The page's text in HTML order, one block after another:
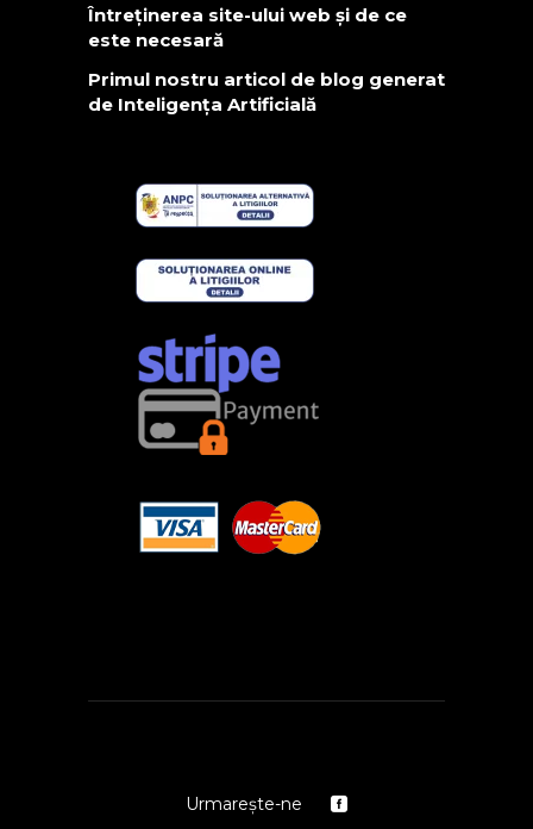
Întreținerea site-ului web și de ce
este necesară
Primul nostru articol de blog generat
de Inteligența Artificială
Urmarește-ne